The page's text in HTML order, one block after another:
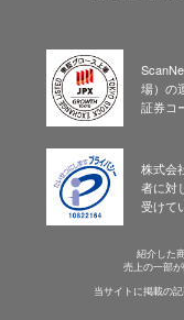
場）の
証券コ
株式会
者に対
受けて
紹介した
売上の一部
当サイトに掲載の